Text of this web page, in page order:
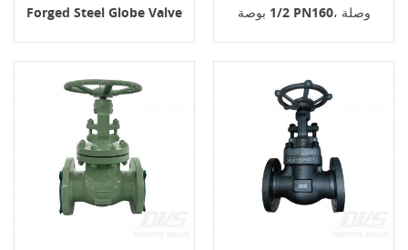
Forged Steel Globe Valve
1/2 بوصة PN160، وصلة